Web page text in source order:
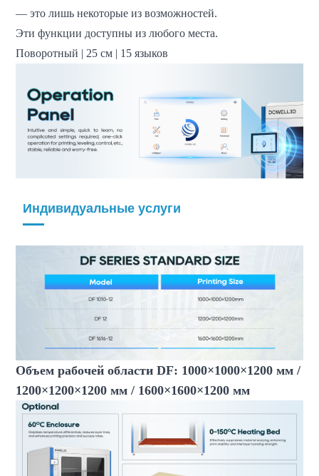
— это лишь некоторые из возможностей.
Эти функции доступны из любого места.
Поворотный | 25 см | 15 языков
Индивидуальные услуги
Объем рабочей области DF: 1000×1000×1200 мм /
1200×1200×1200 мм / 1600×1600×1200 мм